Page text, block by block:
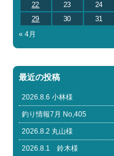
22
23 24
29
30
31
« 4月
最近の投稿
2026.8.6 小林様
釣り情報7月 No,405
2026.8.2 丸山様
2026.8.1 鈴木様